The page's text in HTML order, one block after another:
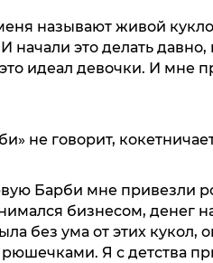
называют живой
начали это делать
идеал девочки. И мне
не говорит,
Барби мне привезли
бизнесом, денег
без ума от этих кукол,
Я с детства